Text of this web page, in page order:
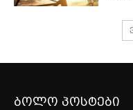
ბოლო პოსტები